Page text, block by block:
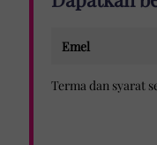
Terma dan syarat